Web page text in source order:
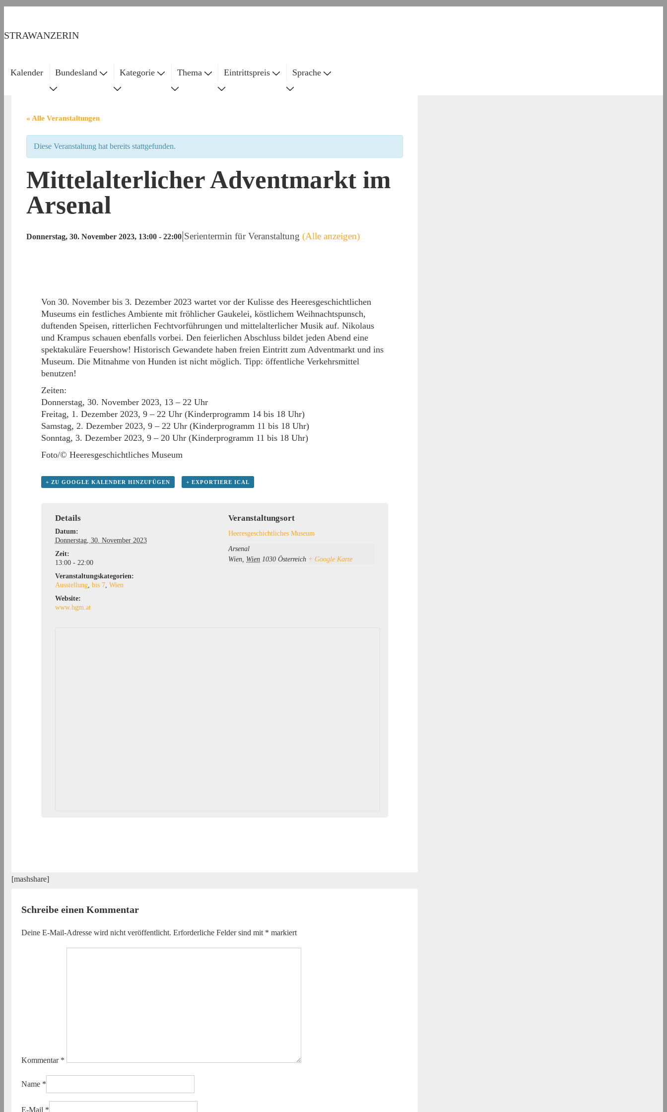
Inhalt
STRAWANZERIN
Kalender Bundesland Kategorie Thema Eintrittspreis Sprache
« Alle Veranstaltungen
Diese Veranstaltung hat bereits stattgefunden.
Mittelalterlicher Adventmarkt im
Arsenal
Donnerstag, 30. November 2023, 13:00 - 22:00|Serientermin für Veranstaltung (Alle anzeigen)
Von 30. November bis 3. Dezember 2023 wartet vor der Kulisse des Heeresgeschichtlichen
Museums ein festliches Ambiente mit fröhlicher Gaukelei, köstlichem Weihnachtspunsch,
duftenden Speisen, ritterlichen Fechtvorführungen und mittelalterlicher Musik auf. Nikolaus
und Krampus schauen ebenfalls vorbei. Den feierlichen Abschluss bildet jeden Abend eine
spektakuläre Feuershow! Historisch Gewandete haben freien Eintritt zum Adventmarkt und ins
Museum. Die Mitnahme von Hunden ist nicht möglich. Tipp: öffentliche Verkehrsmittel
benutzen!
Zeiten:
Donnerstag, 30. November 2023, 13 – 22 Uhr
Freitag, 1. Dezember 2023, 9 – 22 Uhr (Kinderprogramm 14 bis 18 Uhr)
Samstag, 2. Dezember 2023, 9 – 22 Uhr (Kinderprogramm 11 bis 18 Uhr)
Sonntag, 3. Dezember 2023, 9 – 20 Uhr (Kinderprogramm 11 bis 18 Uhr)
Foto/© Heeresgeschichtliches Museum
+ ZU GOOGLE KALENDER HINZUFÜGEN + EXPORTIERE ICAL
Details
Datum:
Donnerstag, 30. November 2023
Zeit:
13:00 - 22:00
Veranstaltungskategorien:
Ausstellung, bis 7, Wien
Website:
www.hgm.at
Veranstaltungsort
Heeresgeschichtliches Museum
Arsenal
Wien, Wien 1030 Österreich + Google Karte
[mashshare]
Schreibe einen Kommentar
Deine E-Mail-Adresse wird nicht veröffentlicht. Erforderliche Felder sind mit * markiert
Kommentar *
Name *
E-Mail *